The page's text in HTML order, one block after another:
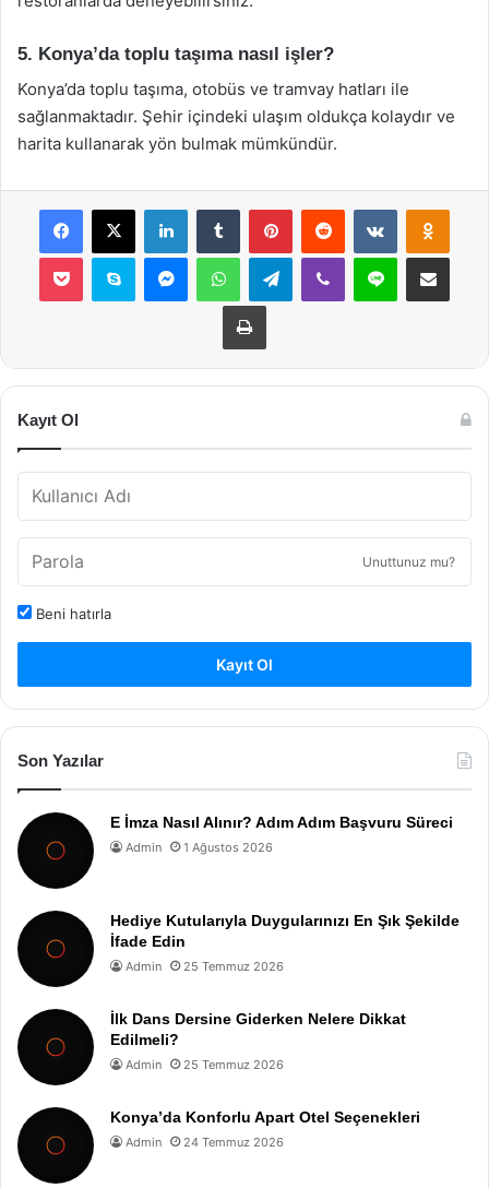
5. Konya’da toplu taşıma nasıl işler?
Konya’da toplu taşıma, otobüs ve tramvay hatları ile
sağlanmaktadır. Şehir içindeki ulaşım oldukça kolaydır ve
harita kullanarak yön bulmak mümkündür.
Facebook
X LinkedInTumblr PinterestReddit VKontakte
Pocket Skype MessengerWhatsAppTelegramViber Line E-Posta ile
Yazdır
Kayıt Ol
Unuttunuz mu?
Beni hatırla
Kayıt Ol
Son Yazılar
E İmza Nasıl Alınır? Adım Adım Başvuru Süreci
Admin 1 Ağustos 2026
Hediye Kutularıyla Duygularınızı En Şık Şekilde
İfade Edin
Admin 25 Temmuz 2026
İlk Dans Dersine Giderken Nelere Dikkat
Edilmeli?
Admin 25 Temmuz 2026
Konya’da Konforlu Apart Otel Seçenekleri
Admin 24 Temmuz 2026